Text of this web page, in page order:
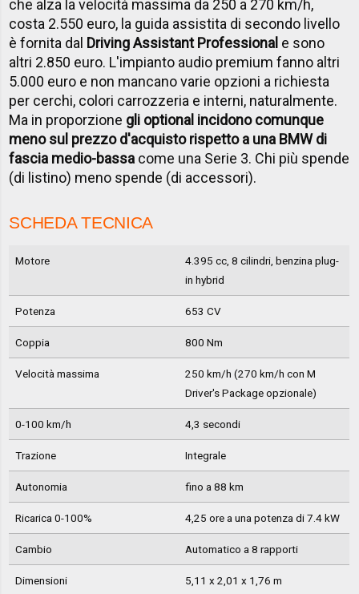
che alza la velocità massima da 250 a 270 km/h,
costa 2.550 euro, la guida assistita di secondo livello
è fornita dal Driving Assistant Professional e sono
altri 2.850 euro. L'impianto audio premium fanno altri
5.000 euro e non mancano varie opzioni a richiesta
per cerchi, colori carrozzeria e interni, naturalmente.
Ma in proporzione gli optional incidono comunque
meno sul prezzo d'acquisto rispetto a una BMW di
fascia medio-bassa come una Serie 3. Chi più spende
(di listino) meno spende (di accessori).
SCHEDA TECNICA
Motore
4.395 cc, 8 cilindri, benzina plug-
in hybrid
Potenza 653 CV
Coppia 800 Nm
Velocità massima
250 km/h (270 km/h con M
Driver's Package opzionale)
0-100 km/h 4,3 secondi
Trazione Integrale
Autonomia fino a 88 km
Ricarica 0-100% 4,25 ore a una potenza di 7.4 kW
Cambio Automatico a 8 rapporti
Dimensioni 5,11 x 2,01 x 1,76 m